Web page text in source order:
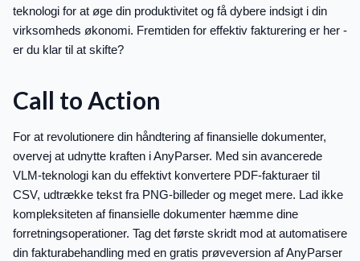
teknologi for at øge din produktivitet og få dybere indsigt i din
virksomheds økonomi. Fremtiden for effektiv fakturering er her -
er du klar til at skifte?
Call to Action
For at revolutionere din håndtering af finansielle dokumenter,
overvej at udnytte kraften i AnyParser. Med sin avancerede
VLM-teknologi kan du effektivt konvertere PDF-fakturaer til
CSV, udtrække tekst fra PNG-billeder og meget mere. Lad ikke
kompleksiteten af finansielle dokumenter hæmme dine
forretningsoperationer. Tag det første skridt mod at automatisere
din fakturabehandling med en gratis prøveversion af AnyParser